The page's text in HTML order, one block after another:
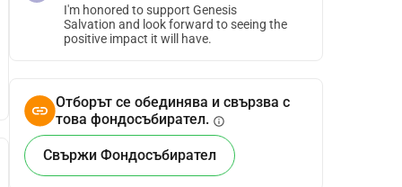
I'm honored to support Genesis
Salvation and look forward to seeing the
positive impact it will have.
Отборът се обединява и свързва с
това фондосъбирател. info
Свържи Фондосъбирател